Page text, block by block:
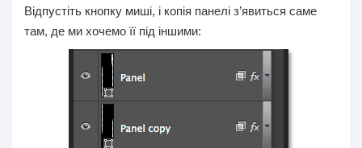
Відпустіть кнопку миші, і копія панелі з’явиться саме
там, де ми хочемо її під іншими: